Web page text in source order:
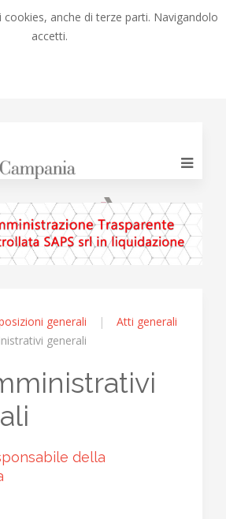
anche di terze parti. Navigandolo
accetti.
generali
Atti generali
generali
della